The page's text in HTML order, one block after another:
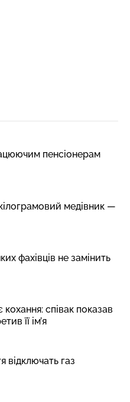
пенсіонерам
медівник —
фахівців не замінить
співак показав
її ім’я
відключать газ